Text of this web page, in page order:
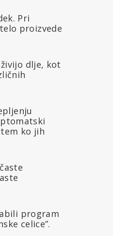
Pri
proizvede
dlje, kot
ko jih
program
celice”.